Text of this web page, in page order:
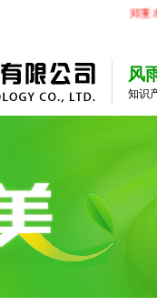
郑重承
风
知识